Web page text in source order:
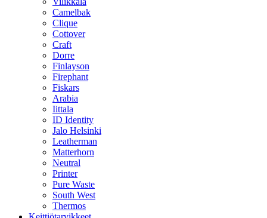
Camelbak
Clique
Cottover
Craft
Dorre
Finlayson
Firephant
Fiskars
Arabia
Iittala
ID Identity
Jalo Helsinki
Leatherman
Matterhorn
Neutral
Printer
Pure Waste
South West
Thermos